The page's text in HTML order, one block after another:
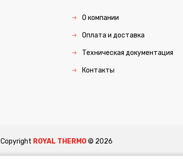
О компании
Оплата и доставка
Техническая документация
Контакты
Copyright ROYAL THERMO© 2026